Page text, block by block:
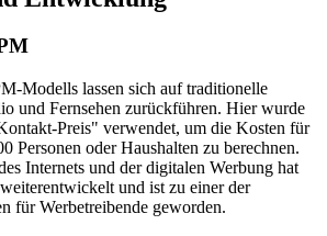
Modells lassen sich auf traditionelle
und Fernsehen zurückführen. Hier wurde
Preis" verwendet, um die Kosten für
Personen oder Haushalten zu berechnen.
Internets und der digitalen Werbung hat
und ist zu einer der
für Werbetreibende geworden.